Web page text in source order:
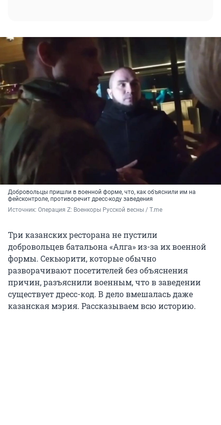
Добровольцы пришли в военной форме, что, как объяснили им на
фейсконтроле, противоречит дресс-коду заведения
Источник: Операция Z: Военкоры Русской весны / T.me
Три казанских ресторана не пустили
добровольцев батальона «Алга» из-за их военной
формы. Секьюрити, которые обычно
разворачивают посетителей без объяснения
причин, разъяснили военным, что в заведении
существует дресс-код. В дело вмешалась даже
казанская мэрия. Рассказываем всю историю.